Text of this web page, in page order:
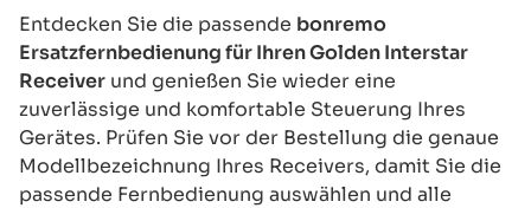
Entdecken Sie die passende bonremo
Ersatzfernbedienung für Ihren Golden Interstar
Receiver und genießen Sie wieder eine
zuverlässige und komfortable Steuerung Ihres
Gerätes. Prüfen Sie vor der Bestellung die genaue
Modellbezeichnung Ihres Receivers, damit Sie die
passende Fernbedienung auswählen und alle